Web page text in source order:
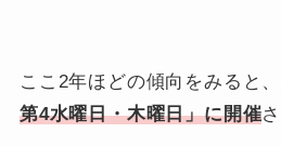
ここ2年ほどの傾向をみると、
第4水曜日・木曜日」に開催